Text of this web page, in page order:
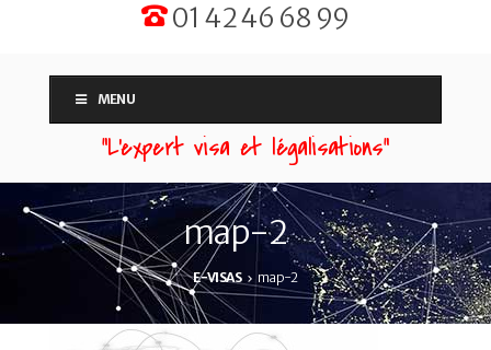
01 42 46 68 99
MENU
“L'expert visa et légalisations”
map-2
E-VISAS map-2